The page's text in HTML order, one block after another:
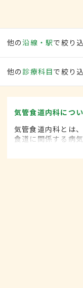
他の沿線・駅で絞り
他の 診療科目で絞り
気管食道内科につ
気管食道内科とは
食道に関係する病
療する内科の一領
は、気管食道科と